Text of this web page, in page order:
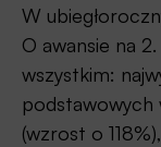
W
O awansie na
wszystkim:
podstawowych
(wzrost o